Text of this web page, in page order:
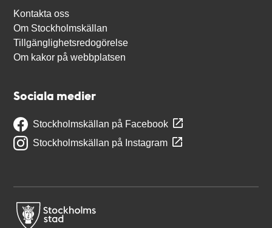
Kontakta oss
Om Stockholmskällan
Tillgänglighetsredogörelse
Om kakor på webbplatsen
Sociala medier
Stockholmskällan på Facebook
Stockholmskällan på Instagram